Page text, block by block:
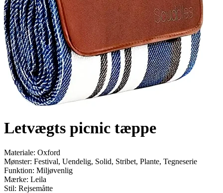
Letvægts picnic tæppe
Materiale: Oxford
Mønster: Festival, Uendelig, Solid, Stribet, Plante, Tegneserie
Funktion: Miljøvenlig
Mærke: Leila
Stil: Rejsemåtte